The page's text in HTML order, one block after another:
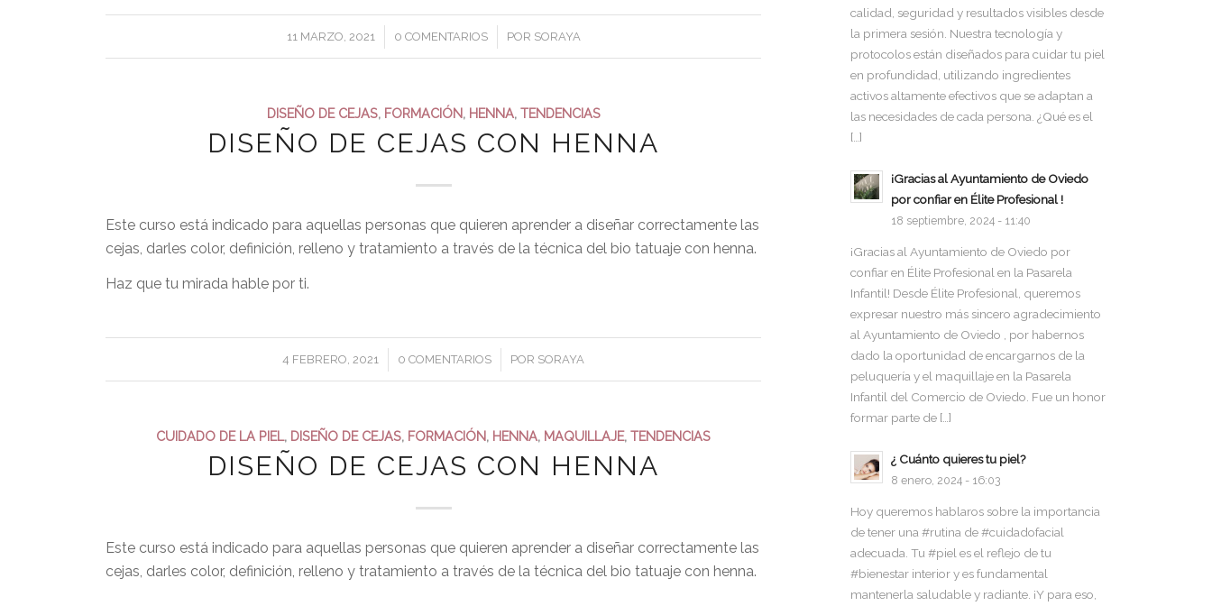
11 MARZO, 2021
/ 0 COMENTARIOS
/ POR SORAYA
DISEÑO DE CEJAS, FORMACIÓN, HENNA, TENDENCIAS
DISEÑO DE CEJAS CON HENNA
Este curso está indicado para aquellas personas que quieren aprender a diseñar correctamente las
cejas, darles color, definición, relleno y tratamiento a través de la técnica del bio tatuaje con henna.
Haz que tu mirada hable por ti.
4 FEBRERO, 2021
/ 0 COMENTARIOS
/ POR SORAYA
CUIDADO DE LA PIEL, DISEÑO DE CEJAS, FORMACIÓN, HENNA, MAQUILLAJE,TENDENCIAS
DISEÑO DE CEJAS CON HENNA
Este curso está indicado para aquellas personas que quieren aprender a diseñar correctamente las
cejas, darles color, definición, relleno y tratamiento a través de la técnica del bio tatuaje con henna.
calidad, seguridad y resultados visibles desde
la primera sesión. Nuestra tecnología y
protocolos están diseñados para cuidar tu piel
en profundidad, utilizando ingredientes
activos altamente efectivos que se adaptan a
las necesidades de cada persona. ¿Qué es el
[…]
¡Gracias al Ayuntamiento de Oviedo
por confiar en Élite Profesional !
18 septiembre, 2024 - 11:40
¡Gracias al Ayuntamiento de Oviedo por
confiar en Élite Profesional en la Pasarela
Infantil! Desde Élite Profesional, queremos
expresar nuestro más sincero agradecimiento
al Ayuntamiento de Oviedo , por habernos
dado la oportunidad de encargarnos de la
peluquería y el maquillaje en la Pasarela
Infantil del Comercio de Oviedo. Fue un honor
formar parte de […]
¿ Cuánto quieres tu piel?
8 enero, 2024 - 16:03
Hoy queremos hablaros sobre la importancia
de tener una #rutina de #cuidadofacial
adecuada. Tu #piel es el reflejo de tu
#bienestar interior y es fundamental
mantenerla saludable y radiante. ¡Y para eso,